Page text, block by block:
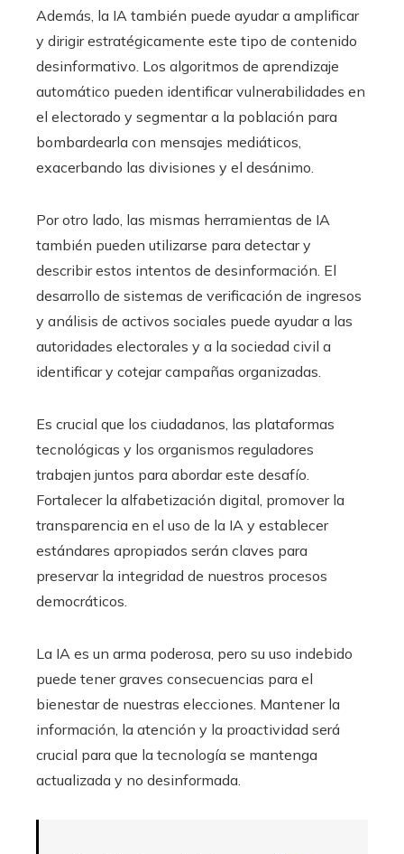
Además, la IA también puede ayudar a amplificar
y dirigir estratégicamente este tipo de contenido
desinformativo. Los algoritmos de aprendizaje
automático pueden identificar vulnerabilidades en
el electorado y segmentar a la población para
bombardearla con mensajes mediáticos,
exacerbando las divisiones y el desánimo.
Por otro lado, las mismas herramientas de IA
también pueden utilizarse para detectar y
describir estos intentos de desinformación. El
desarrollo de sistemas de verificación de ingresos
y análisis de activos sociales puede ayudar a las
autoridades electorales y a la sociedad civil a
identificar y cotejar campañas organizadas.
Es crucial que los ciudadanos, las plataformas
tecnológicas y los organismos reguladores
trabajen juntos para abordar este desafío.
Fortalecer la alfabetización digital, promover la
transparencia en el uso de la IA y establecer
estándares apropiados serán claves para
preservar la integridad de nuestros procesos
democráticos.
La IA es un arma poderosa, pero su uso indebido
puede tener graves consecuencias para el
bienestar de nuestras elecciones. Mantener la
información, la atención y la proactividad será
crucial para que la tecnología se mantenga
actualizada y no desinformada.